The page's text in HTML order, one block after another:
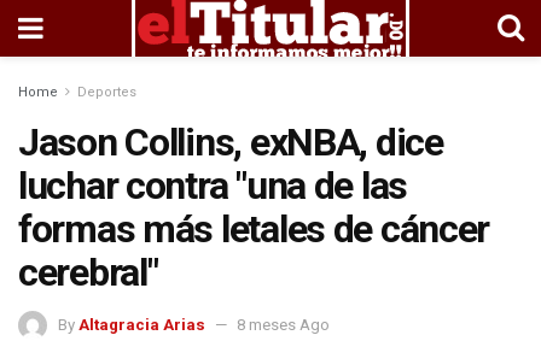
Home Deportes
Jason Collins, exNBA, dice
luchar contra "una de las
formas más letales de cáncer
cerebral"
By Altagracia Arias 8 meses Ago